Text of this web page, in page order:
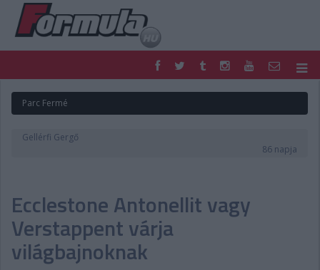
FORMULA
MOTOR
NEMZETKÖZI
DIGITÁLIS MAGAZIN
PONTÁLLÁSOK
Parc Fermé
Gellérfi Gergő
86 napja
Ecclestone Antonellit vagy
Verstappent várja
világbajnoknak